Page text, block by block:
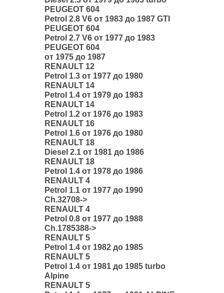
PEUGEOT 604
Petrol 2.8 V6 от 1983 до 1987 GTI
PEUGEOT 604
Petrol 2.7 V6 от 1977 до 1983
PEUGEOT 604
от 1975 до 1987
RENAULT 12
Petrol 1.3 от 1977 до 1980
RENAULT 14
Petrol 1.4 от 1979 до 1983
RENAULT 14
Petrol 1.2 от 1976 до 1983
RENAULT 16
Petrol 1.6 от 1976 до 1980
RENAULT 18
Diesel 2.1 от 1981 до 1986
RENAULT 18
Petrol 1.4 от 1978 до 1986
RENAULT 4
Petrol 1.1 от 1977 до 1990
Ch.32708->
RENAULT 4
Petrol 0.8 от 1977 до 1988
Ch.1785388->
RENAULT 5
Petrol 1.4 от 1982 до 1985
RENAULT 5
Petrol 1.4 от 1981 до 1985 turbo
Alpine
RENAULT 5